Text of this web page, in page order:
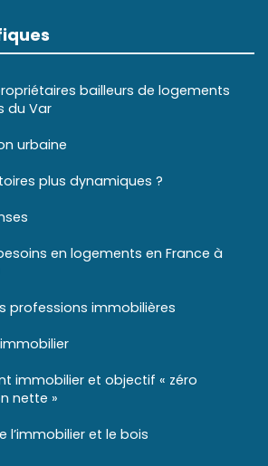
bailleurs de logements
du Var
urbaine
plus dynamiques ?
en logements en France à
professions immobilières
immobilier et objectif « zéro
nette »
l’immobilier et le bois